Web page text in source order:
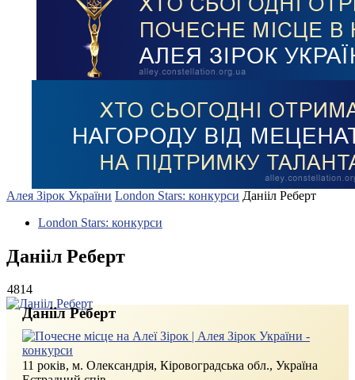
Алея Зірок України London Stars: конкурси Данііл Реберт
London Stars: конкурси
Данііл Реберт
4814
Данііл Реберт
11 років, м. Олександрія, Кіровоградська обл., Україна